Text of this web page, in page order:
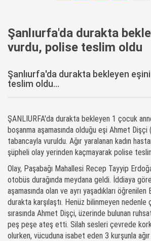
Şanlıurfa'da durakta
vurdu, polise teslim oldu
Şanlıurfa'da durakta bekleyen
teslim oldu...
ŞANLIURFA'da durakta bekleyen 1 çocuk
boşanma aşamasında olduğu eşi Ahmet Dişçi
tabancayla vuruldu. Ağır yaralanan kadın
şüpheli olay yerinden kaçmayarak polise
Olay, Paşabağı Mahallesi Recep Tayyip
otobüs durağında meydana geldi. İddiaya
aşamasında olan ve ayrı yaşadıkları
durakta karşılaştı. Henüz bilinmeyen nedenle
sırasında Ahmet Dişçi, üzerinde bulunan
peş peşe ateş etti. Silah sesleri çevrede
olurken, vücuduna isabet eden 3 kurşunla